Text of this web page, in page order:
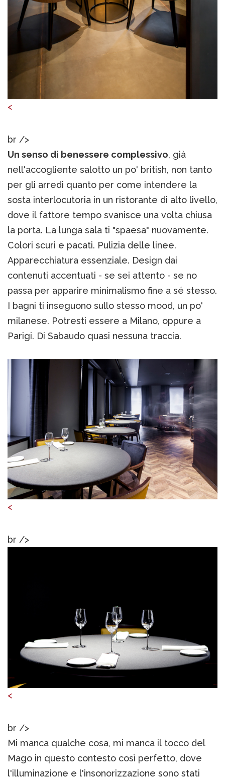
<
br />
Un senso di benessere complessivo, già
nell'accogliente salotto un po' british, non tanto
per gli arredi quanto per come intendere la
sosta interlocutoria in un ristorante di alto livello,
dove il fattore tempo svanisce una volta chiusa
la porta. La lunga sala ti "spaesa" nuovamente.
Colori scuri e pacati. Pulizia delle linee.
Apparecchiatura essenziale. Design dai
contenuti accentuati - se sei attento - se no
passa per apparire minimalismo fine a sé stesso.
I bagni ti inseguono sullo stesso mood, un po'
milanese. Potresti essere a Milano, oppure a
Parigi. Di Sabaudo quasi nessuna traccia.
<
br />
<
br />
Mi manca qualche cosa, mi manca il tocco del
Mago in questo contesto così perfetto, dove
l'illuminazione e l'insonorizzazione sono stati